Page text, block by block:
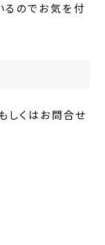
のでお気を付
しくはお問合せ